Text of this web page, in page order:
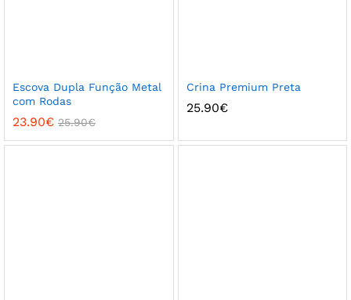
Escova Dupla Função Metal
com Rodas
23.90€ 25.90€
Crina Premium Preta
25.90€